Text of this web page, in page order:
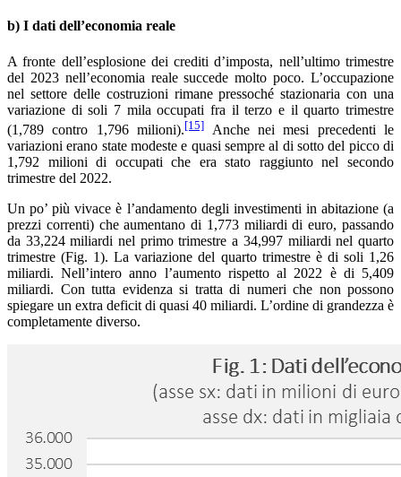
b) I dati dell’economia reale
A fronte dell’esplosione dei crediti d’imposta, nell’ultimo trimestre
del 2023 nell’economia reale succede molto poco. L’occupazione
nel settore delle costruzioni rimane pressoché stazionaria con una
variazione di soli 7 mila occupati fra il terzo e il quarto trimestre
(1,789 contro 1,796 milioni).[15] Anche nei mesi precedenti le
variazioni erano state modeste e quasi sempre al di sotto del picco di
1,792 milioni di occupati che era stato raggiunto nel secondo
trimestre del 2022.
Un po’ più vivace è l’andamento degli investimenti in abitazione (a
prezzi correnti) che aumentano di 1,773 miliardi di euro, passando
da 33,224 miliardi nel primo trimestre a 34,997 miliardi nel quarto
trimestre (Fig. 1). La variazione del quarto trimestre è di soli 1,26
miliardi. Nell’intero anno l’aumento rispetto al 2022 è di 5,409
miliardi. Con tutta evidenza si tratta di numeri che non possono
spiegare un extra deficit di quasi 40 miliardi. L’ordine di grandezza è
completamente diverso.